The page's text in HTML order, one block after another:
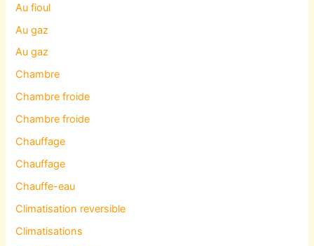
Au fioul
Au gaz
Au gaz
Chambre
Chambre froide
Chambre froide
Chauffage
Chauffage
Chauffe-eau
Climatisation reversible
Climatisations